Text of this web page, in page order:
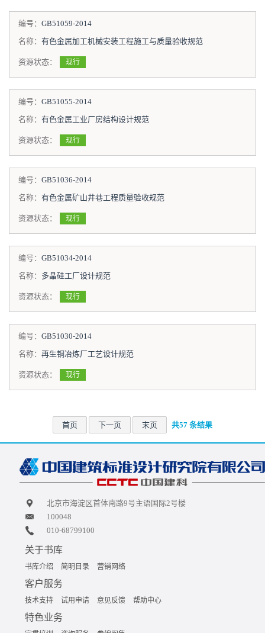
编号： GB51059-2014
名称： 有色金属加工机械安装工程施工与质量验收规范
资源状态： 现行
编号： GB51055-2014
名称： 有色金属工业厂房结构设计规范
资源状态： 现行
编号： GB51036-2014
名称： 有色金属矿山井巷工程质量验收规范
资源状态： 现行
编号： GB51034-2014
名称： 多晶硅工厂设计规范
资源状态： 现行
编号： GB51030-2014
名称： 再生铜冶炼厂工艺设计规范
资源状态： 现行
首页 下一页 末页 共57 条结果
北京市海淀区首体南路9号主语国际2号楼
100048
010-68799100
关于书库
书库介绍 简明目录 营销网络
客户服务
技术支持 试用申请 意见反馈 帮助中心
特色业务